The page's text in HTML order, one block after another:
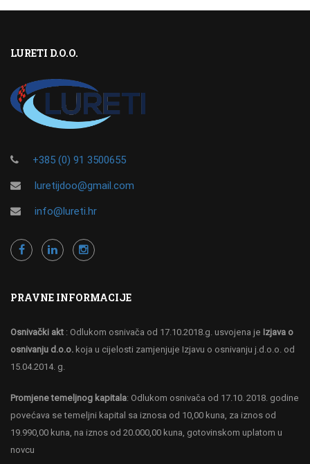
LURETI D.O.O.
+385 (0) 91 3500655
luretijdoo@gmail.com
info@lureti.hr
PRAVNE INFORMACIJE
Osnivački akt : Odlukom osnivača od 17.10.2018.g. usvojena je Izjava o
osnivanju d.o.o. koja u cijelosti zamjenjuje Izjavu o osnivanju j.d.o.o. od
15.04.2014. g.
Promjene temeljnog kapitala: Odlukom osnivača od 17.10. 2018. godine
povećava se temeljni kapital sa iznosa od 10,00 kuna, za iznos od
19.990,00 kuna, na iznos od 20.000,00 kuna, gotovinskom uplatom u
novcu